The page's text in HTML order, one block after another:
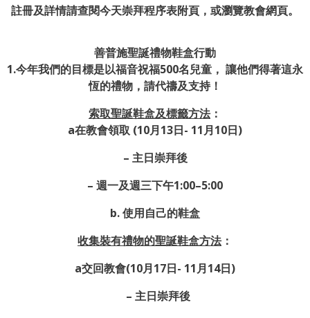
註冊及詳情請查閱今天崇拜程序表附頁，或瀏覽教會網頁。
善普施聖誕禮物鞋盒行動
1.今年我們的目標是以福音祝福500名兒童， 讓他們得著這永
恆的禮物，請代禱及支持！
索取聖誕鞋盒及標籤方法：
a在教會領取 (10月13日- 11月10日)
– 主日崇拜後
– 週一及週三下午1:00–5:00
b. 使用自己的鞋盒
收集裝有禮物的聖誕鞋盒方法：
a交回教會(10月17日- 11月14日)
– 主日崇拜後